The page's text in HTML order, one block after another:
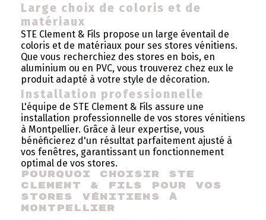
Large choix de coloris et de
matériaux
STE Clement & Fils propose un large éventail de
coloris et de matériaux pour ses stores vénitiens.
Que vous recherchiez des stores en bois, en
aluminium ou en PVC, vous trouverez chez eux le
produit adapté à votre style de décoration.
Installation professionnelle
L'équipe de STE Clement & Fils assure une
installation professionnelle de vos stores vénitiens
à Montpellier. Grâce à leur expertise, vous
bénéficierez d'un résultat parfaitement ajusté à
vos fenêtres, garantissant un fonctionnement
optimal de vos stores.
Pourquoi choisir STE
Clement & Fils pour vos
stores vénitiens à
Montpellier